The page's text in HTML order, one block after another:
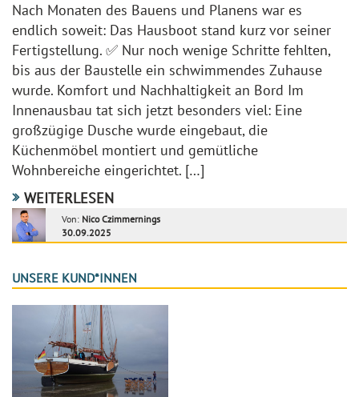
Nach Monaten des Bauens und Planens war es
endlich soweit: Das Hausboot stand kurz vor seiner
Fertigstellung. ✅ Nur noch wenige Schritte fehlten,
bis aus der Baustelle ein schwimmendes Zuhause
wurde. Komfort und Nachhaltigkeit an Bord Im
Innenausbau tat sich jetzt besonders viel: Eine
großzügige Dusche wurde eingebaut, die
Küchenmöbel montiert und gemütliche
Wohnbereiche eingerichtet. […]
WEITERLESEN
Von: Nico Czimmernings
30.09.2025
UNSERE KUND*INNEN